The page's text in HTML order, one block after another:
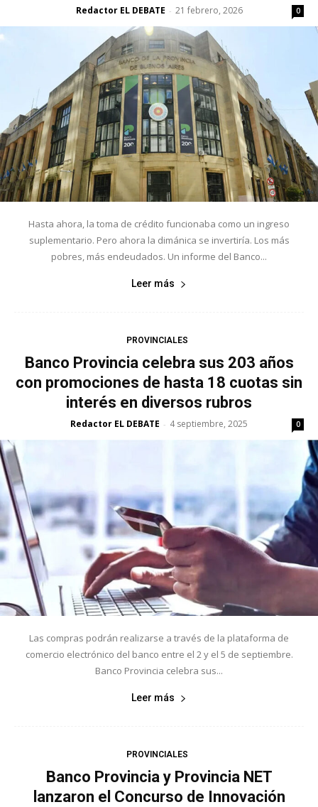
Redactor EL DEBATE - 21 febrero, 2026 0
Hasta ahora, la toma de crédito funcionaba como un ingreso
suplementario. Pero ahora la dimánica se invertiría. Los más
pobres, más endeudados. Un informe del Banco...
Leer más
PROVINCIALES
Banco Provincia celebra sus 203 años
con promociones de hasta 18 cuotas sin
interés en diversos rubros
Redactor EL DEBATE - 4 septiembre, 2025 0
Las compras podrán realizarse a través de la plataforma de
comercio electrónico del banco entre el 2 y el 5 de septiembre.
Banco Provincia celebra sus...
Leer más
PROVINCIALES
Banco Provincia y Provincia NET
lanzaron el Concurso de Innovación